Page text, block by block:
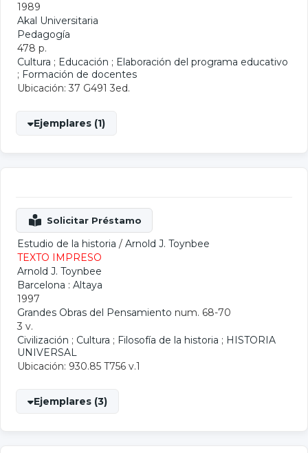
1989
Akal Universitaria
Pedagogía
478 p.
Cultura ; Educación ; Elaboración del programa educativo
; Formación de docentes
Ubicación: 37 G491 3ed.
Ejemplares (1)
Estudio de la historia / Arnold J. Toynbee
TEXTO IMPRESO
Arnold J. Toynbee
Barcelona : Altaya
1997
Grandes Obras del Pensamiento num. 68-70
3 v.
Civilización ; Cultura ; Filosofía de la historia ; HISTORIA
UNIVERSAL
Ubicación: 930.85 T756 v.1
Ejemplares (3)